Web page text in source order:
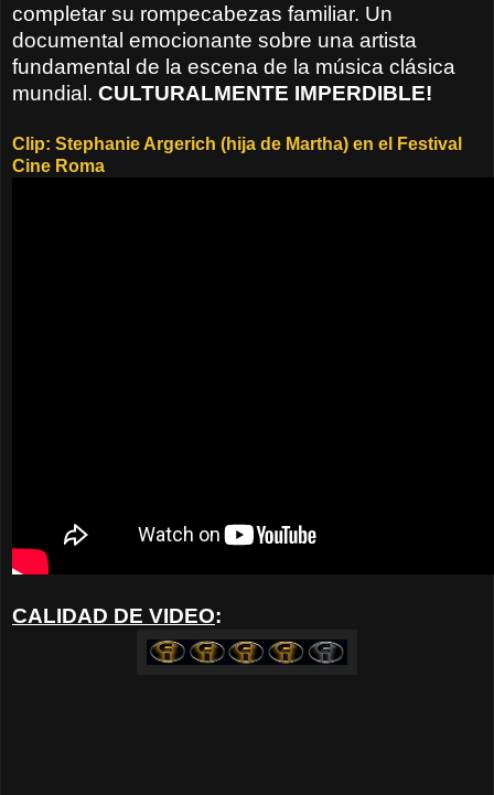
completar su rompecabezas familiar. Un
documental emocionante sobre una artista
fundamental de la escena de la música clásica
mundial. CULTURALMENTE IMPERDIBLE!
Clip: Stephanie Argerich (hija de Martha) en el Festival
Cine Roma
CALIDAD DE VIDEO: